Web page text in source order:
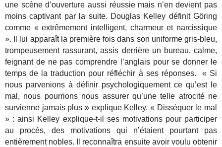
une scène d’ouverture aussi réussie mais n’en devient pas
moins captivant par la suite. Douglas Kelley définit Göring
comme « extrêmement intelligent, charmeur et narcissique
». Il lui apparaît la première fois dans son uniforme gris-bleu,
trompeusement rassurant, assis derrière un bureau, calme,
feignant de ne pas comprendre l’anglais pour se donner le
temps de la traduction pour réfléchir à ses réponses. « Si
nous parvenions à définir psychologiquement ce qu’est le
mal, nous pourrions nous assurer qu’une telle atrocité ne
survienne jamais plus » explique Kelley. « Disséquer le mal
» : ainsi Kelley explique-t-il ses motivations pour participer
au procès, des motivations qui n’étaient pourtant pas
entièrement nobles. Il reconnaîtra ensuite avoir voulu obtenir